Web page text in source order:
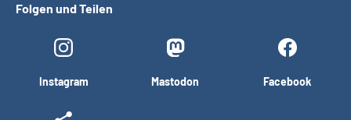
Folgen und Teilen
Instagram Mastodon Facebook